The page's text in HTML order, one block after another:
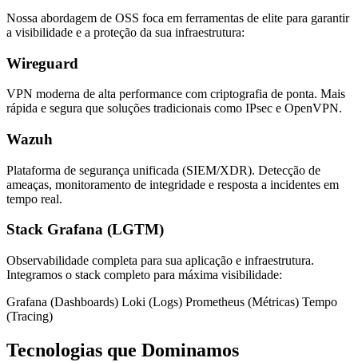
Nossa abordagem de OSS foca em ferramentas de elite para garantir
a visibilidade e a proteção da sua infraestrutura:
Wireguard
VPN moderna de alta performance com criptografia de ponta. Mais
rápida e segura que soluções tradicionais como IPsec e OpenVPN.
Wazuh
Plataforma de segurança unificada (SIEM/XDR). Detecção de
ameaças, monitoramento de integridade e resposta a incidentes em
tempo real.
Stack Grafana (LGTM)
Observabilidade completa para sua aplicação e infraestrutura.
Integramos o stack completo para máxima visibilidade:
Grafana (Dashboards) Loki (Logs) Prometheus (Métricas) Tempo
(Tracing)
Tecnologias que Dominamos